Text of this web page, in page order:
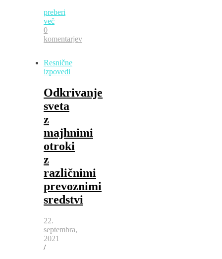
preberi
več
0
komentarjev
Resnične
izpovedi
Odkrivanje
sveta
z
majhnimi
otroki
z
različnimi
prevoznimi
sredstvi
22.
septembra,
2021
/